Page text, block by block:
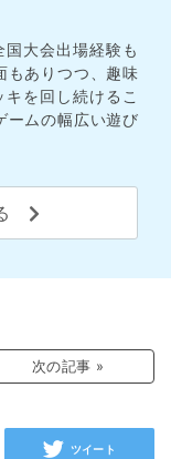
大会出場経験も
もありつつ、趣味
を回し続けるこ
ームの幅広い遊び
次の記事 »